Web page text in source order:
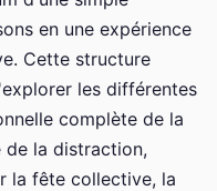
en une expérience
Cette structure
les différentes
complète de la
de la distraction,
la fête collective, la